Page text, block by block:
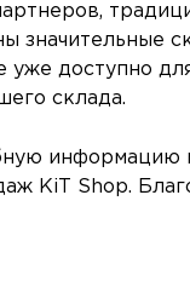
значительные
уже доступно
склада.
информацию
KiT Shop.